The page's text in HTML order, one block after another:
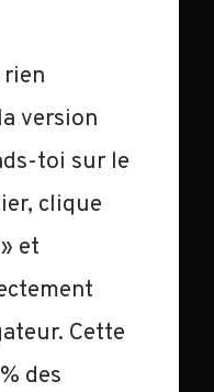
version
toi sur le
clique
et
Cette
des